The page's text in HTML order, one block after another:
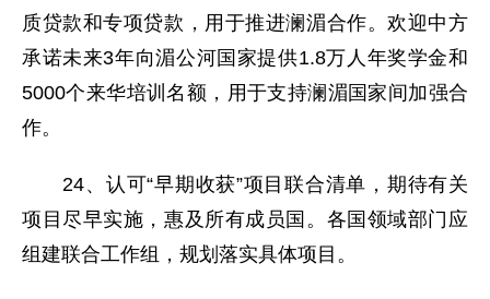
质贷款和专项贷款，用于推进澜湄合作。欢迎中方
承诺未来3年向湄公河国家提供1.8万人年奖学金和
5000个来华培训名额，用于支持澜湄国家间加强合
作。
24、认可“早期收获”项目联合清单，期待有关
项目尽早实施，惠及所有成员国。各国领域部门应
组建联合工作组，规划落实具体项目。